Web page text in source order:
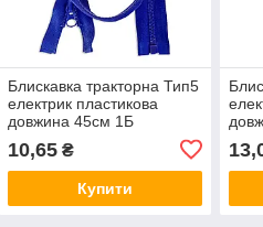
Блискавка тракторна Тип5
електрик пластикова
довжина 45см 1Б
10,65₴
Купити